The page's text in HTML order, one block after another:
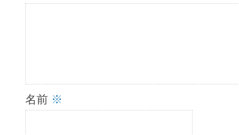
名前 ※